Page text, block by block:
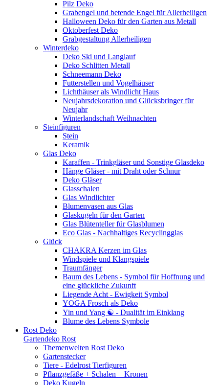
Pilz Deko
Grabengel und betende Engel für Allerheiligen
Halloween Deko für den Garten aus Metall
Oktoberfest Deko
Grabgestaltung Allerheiligen
Winterdeko
Deko Ski und Langlauf
Deko Schlitten Metall
Schneemann Deko
Futterstellen und Vogelhäuser
Lichthäuser als Windlicht Haus
Neujahrsdekoration und Glücksbringer für
Neujahr
Winterlandschaft Weihnachten
Steinfiguren
Stein
Keramik
Glas Deko
Karaffen - Trinkgläser und Sonstige Glasdeko
Hänge Gläser - mit Draht oder Schnur
Deko Gläser
Glasschalen
Glas Windlichter
Blumenvasen aus Glas
Glaskugeln für den Garten
Glas Blütenteller für Glasblumen
Eco Glas - Nachhaltiges Recyclingglas
Glück
CHAKRA Kerzen im Glas
Windspiele und Klangspiele
Traumfänger
Baum des Lebens - Symbol für Hoffnung und
eine glückliche Zukunft
Liegende Acht - Ewigkeit Symbol
YOGA Frosch als Deko
Yin und Yang ☯ - Dualität im Einklang
Blume des Lebens Symbole
Rost Deko
Gartendeko Rost
Themenwelten Rost Deko
Gartenstecker
Tiere - Edelrost Tierfiguren
Pflanzgefäße + Schalen + Kronen
Deko Kugeln